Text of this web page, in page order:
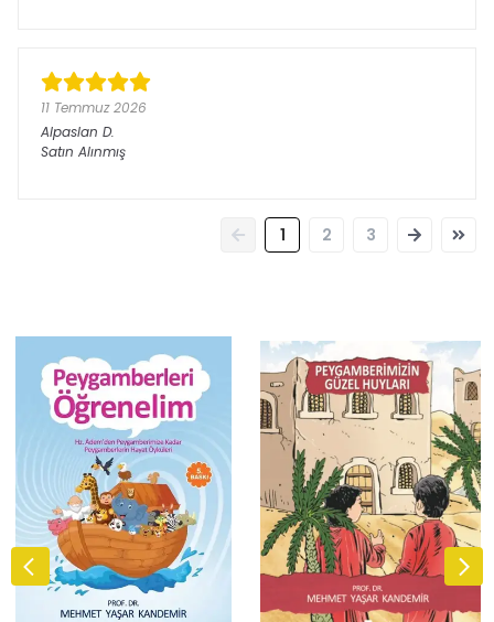
11 Temmuz 2026
Alpaslan D.
Satın Alınmış
1 2 3